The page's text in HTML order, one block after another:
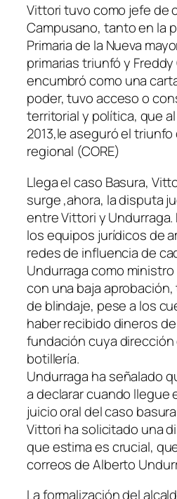
Vittori tuvo como jefe de
Campusano, tanto en la
Primaria de la Nueva
primarias triunfó y
encumbró como una
poder, tuvo acceso o
territorial y política, que
2013,le aseguró el
regional (CORE)
Llega el caso Basura,
surge ,ahora, la disputa
entre Vittori y
los equipos jurídicos de
redes de influencia de
Undurraga como
con una baja
de blindaje, pese a los
haber recibido dineros
fundación cuya
botillería.
Undurraga ha señalado
a declarar cuando llegue
juicio oral del caso
Vittori ha solicitado una
que estima es crucial,
correos de Alberto
La formalización del